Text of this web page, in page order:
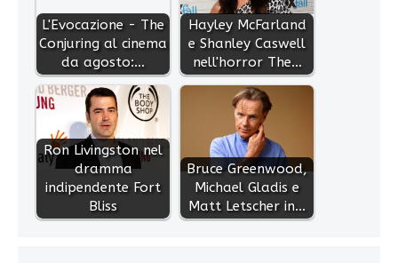
L'Evocazione - The
Conjuring al cinema
da agosto:…
Hayley McFarland
e Shanley Caswell
nell'horror The…
Ron Livingston nel
dramma
indipendente Fort
Bliss
Bruce Greenwood,
Michael Gladis e
Matt Letscher in…